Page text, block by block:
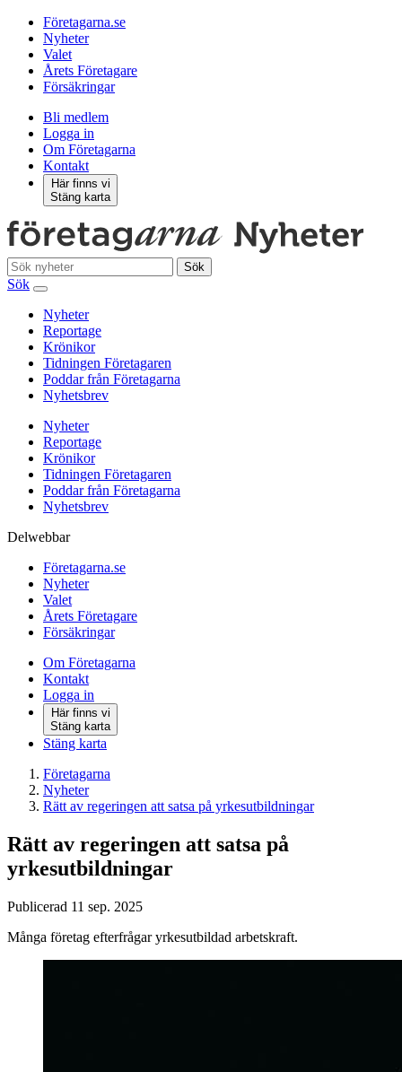
Företagarna.se
Nyheter
Valet
Årets Företagare
Försäkringar
Bli medlem
Logga in
Om Företagarna
Kontakt
Här finns vi
Stäng karta
Sök
Sök
Nyheter
Reportage
Krönikor
Tidningen Företagaren
Poddar från Företagarna
Nyhetsbrev
Nyheter
Reportage
Krönikor
Tidningen Företagaren
Poddar från Företagarna
Nyhetsbrev
Delwebbar
Företagarna.se
Nyheter
Valet
Årets Företagare
Försäkringar
Om Företagarna
Kontakt
Logga in
Här finns vi
Stäng karta
Stäng karta
Företagarna
Nyheter
Rätt av regeringen att satsa på yrkesutbildningar
Rätt av regeringen att satsa på
yrkesutbildningar
Publicerad 11 sep. 2025
Många företag efterfrågar yrkesutbildad arbetskraft.